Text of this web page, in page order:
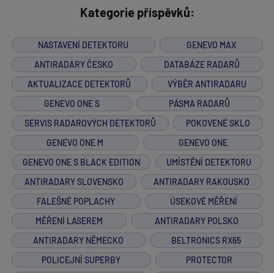
Kategorie příspěvků:
NASTAVENÍ DETEKTORU
GENEVO MAX
ANTIRADARY ČESKO
DATABÁZE RADARŮ
AKTUALIZACE DETEKTORŮ
VÝBĚR ANTIRADARU
GENEVO ONE S
PÁSMA RADARŮ
SERVIS RADAROVÝCH DETEKTORŮ
POKOVENÉ SKLO
GENEVO ONE M
GENEVO ONE
GENEVO ONE S BLACK EDITION
UMÍSTĚNÍ DETEKTORU
ANTIRADARY SLOVENSKO
ANTIRADARY RAKOUSKO
FALEŠNÉ POPLACHY
ÚSEKOVÉ MĚŘENÍ
MĚŘENÍ LASEREM
ANTIRADARY POLSKO
ANTIRADARY NĚMECKO
BELTRONICS RX65
POLICEJNÍ SUPERBY
PROTECTOR